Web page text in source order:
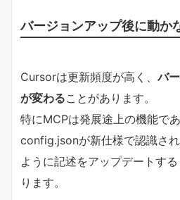
バージョンアップ後に動か
Cursorは更新頻度が高く、バ
が変わることがあります。
特にMCPは発展途上の機能で
config.jsonが新仕様で認識さ
ように記述をアップデートす
ります。